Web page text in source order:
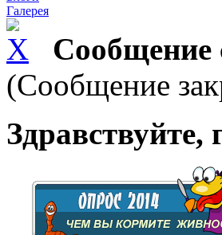
Галерея
Сообщение
(Сообщение
Здравствуйте,